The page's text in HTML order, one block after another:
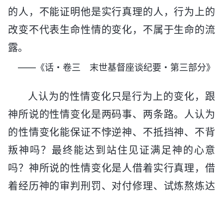
的人，不能证明他是实行真理的人，行为上的
改变不代表生命性情的变化，不属于生命的流
露。
——《话・卷三 末世基督座谈纪要・第三部分》
人认为的性情变化只是行为上的变化，跟
神所说的性情变化是两码事、两条路。人认为
的性情变化能保证不悖逆神、不抵挡神、不背
叛神吗？最终能达到站住见证满足神的心意
吗？神所说的性情变化是人借着实行真理，借
着经历神的审判刑罚、对付修理、试炼熬炼达